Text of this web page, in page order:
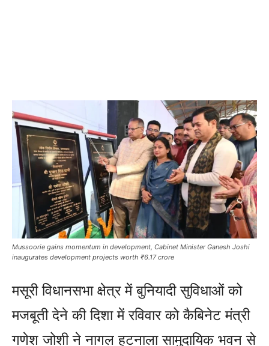
Mussoorie gains momentum in development, Cabinet Minister Ganesh Joshi
inaugurates development projects worth ₹6.17 crore
मसूरी विधानसभा क्षेत्र में बुनियादी सुविधाओं को
मजबूती देने की दिशा में रविवार को कैबिनेट मंत्री
गणेश जोशी ने नागल हटनाला सामुदायिक भवन से